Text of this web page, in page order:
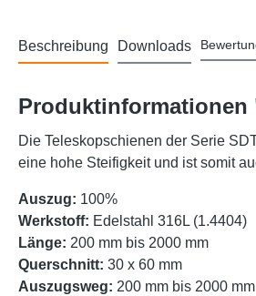
Beschreibung Downloads
Produktinformationen
Die Teleskopschienen der Serie
eine hohe Steifigkeit und ist somit
Auszug: 100%
Werkstoff: Edelstahl 316L (1.4404)
Länge: 200 mm bis 2000 mm
Querschnitt: 30 x 60 mm
Auszugsweg: 200 mm bis 2000 mm